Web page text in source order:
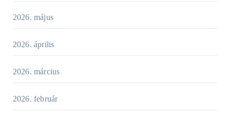
2026. május
2026. április
2026. március
2026. február